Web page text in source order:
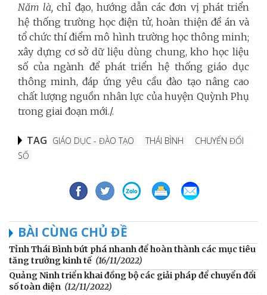
Năm là, chỉ đạo, hướng dẫn các đơn vị phát triển
hệ thống trường học điện tử, hoàn thiện đề án và
tổ chức thí điểm mô hình trường học thông minh;
xây dựng cơ sở dữ liệu dùng chung, kho học liệu
số của ngành để phát triển hệ thống giáo dục
thông minh, đáp ứng yêu cầu đào tạo nâng cao
chất lượng nguồn nhân lực của huyện Quỳnh Phụ
trong giai đoạn mới./.
TAG GIÁO DỤC - ĐÀO TẠO THÁI BÌNH
CHUYỂN ĐỔI
SỐ
BÀI CÙNG CHỦ ĐỀ
Tỉnh Thái Bình bứt phá nhanh để hoàn thành các mục tiêu
tăng trưởng kinh tế (16/11/2022)
Quảng Ninh triển khai đồng bộ các giải pháp để chuyển đổi
số toàn diện (12/11/2022)